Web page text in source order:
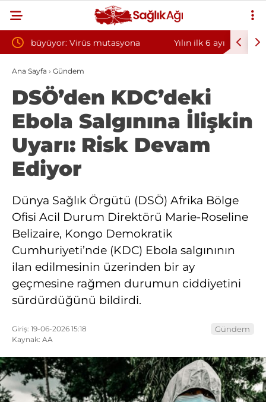
Yılın ilk 6 ayında 10 bini aşkın hasta hiperbarik
oksijen tedavisinden yararlandı
Diş eti
Ana Sayfa › Gündem
DSÖ’den KDC’deki
Ebola Salgınına İlişkin
Uyarı: Risk Devam
Ediyor
Dünya Sağlık Örgütü (DSÖ) Afrika Bölge
Ofisi Acil Durum Direktörü Marie-Roseline
Belizaire, Kongo Demokratik
Cumhuriyeti’nde (KDC) Ebola salgınının
ilan edilmesinin üzerinden bir ay
geçmesine rağmen durumun ciddiyetini
sürdürdüğünü bildirdi.
Giriş: 19-06-2026 15:18
Kaynak: AA
Gündem